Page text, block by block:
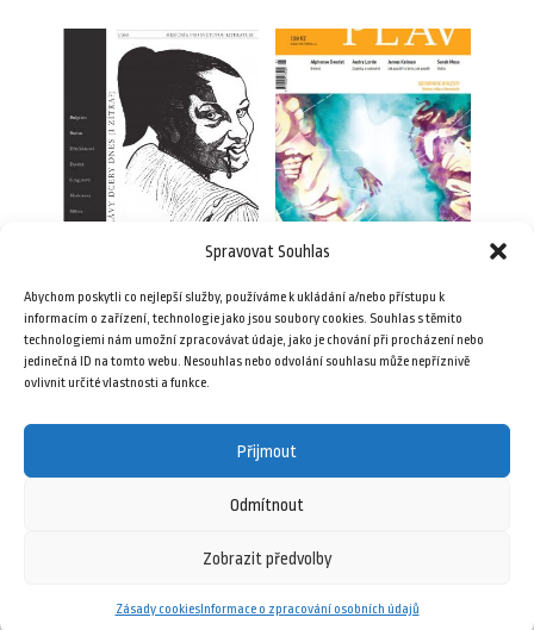
Spravovat Souhlas
Abychom poskytli co nejlepší služby, používáme k ukládání a/nebo přístupu k
informacím o zařízení, technologie jako jsou soubory cookies. Souhlas s těmito
technologiemi nám umožní zpracovávat údaje, jako je chování při procházení nebo
jedinečná ID na tomto webu. Nesouhlas nebo odvolání souhlasu může nepříznivě
ovlivnit určité vlastnosti a funkce.
Přijmout
Odmítnout
Zobrazit předvolby
Zásady cookiesInformace o zpracování osobních údajů
Plav 1/2005 (e-book)
25,00Kč
Přidat do košíku
79,00Kč
Přidat do košíku